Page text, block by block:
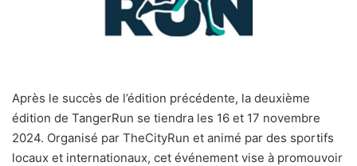
Après le succès de l’édition précédente, la deuxième
édition de TangerRun se tiendra les 16 et 17 novembre
2024. Organisé par TheCityRun et animé par des sportifs
locaux et internationaux, cet événement vise à promouvoir